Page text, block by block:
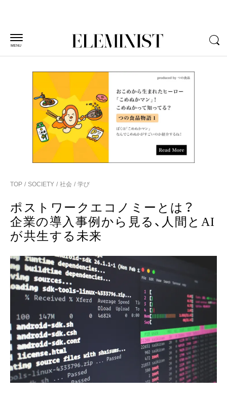
MENU
TOP SOCIETY 社会 学び
ポストワークエコノミーとは？
企業の導入事例から見る、人間とAI
が共生する未来